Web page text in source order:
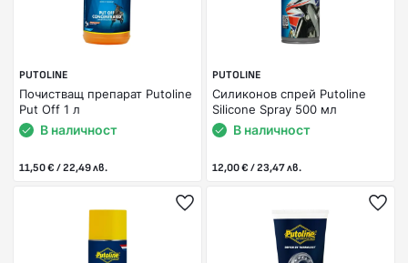
PUTOLINE
Почистващ препарат Putoline
Put Off 1 л
В наличност
11,50 € / 22,49 лв.
PUTOLINE
Силиконов спрей Putoline
Silicone Spray 500 мл
В наличност
12,00 € / 23,47 лв.